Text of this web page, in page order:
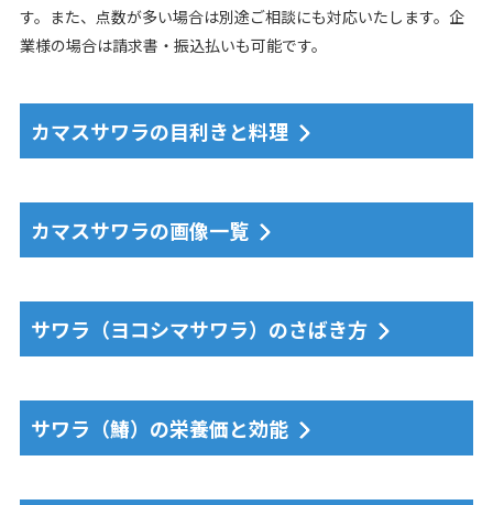
す。また、点数が多い場合は別途ご相談にも対応いたします。企
業様の場合は請求書・振込払いも可能です。
カマスサワラの目利きと料理
カマスサワラの画像一覧
サワラ（ヨコシマサワラ）のさばき方
サワラ（鰆）の栄養価と効能